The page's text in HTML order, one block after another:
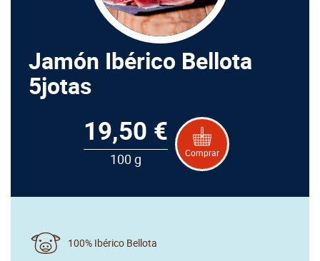
Jamón Ibérico Bellota
5jotas
19,50 €
100 g Comprar
100% Ibérico Bellota